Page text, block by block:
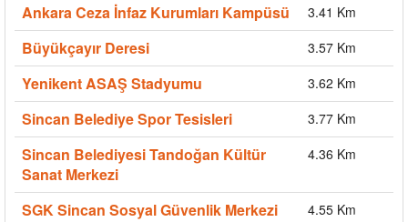
Ankara Ceza İnfaz Kurumları Kampüsü 3.41 Km
Büyükçayır Deresi 3.57 Km
Yenikent ASAŞ Stadyumu 3.62 Km
Sincan Belediye Spor Tesisleri 3.77 Km
Sincan Belediyesi Tandoğan Kültür
Sanat Merkezi
4.36 Km
SGK Sincan Sosyal Güvenlik Merkezi 4.55 Km